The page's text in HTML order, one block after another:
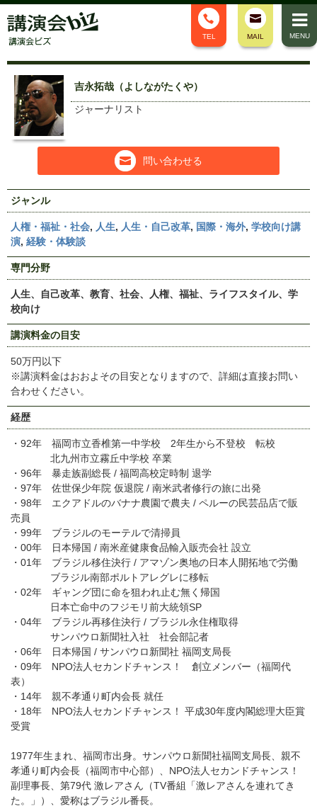
MENU
TEL MAIL
吉永拓哉（よしながたくや）
ジャーナリスト
問い合わせる
ジャンル
人権・福祉・社会, 人生, 人生・自己改革, 国際・海外, 学校向け講
演, 経験・体験談
専門分野
人生、自己改革、教育、社会、人権、福祉、ライフスタイル、学
校向け
講演料金の目安
50万円以下
※講演料金はおおよその目安となりますので、詳細は直接お問い
合わせください。
経歴
・92年 福岡市立香椎第一中学校 2年生から不登校 転校
北九州市立霧丘中学校 卒業
・96年 暴走族副総長 / 福岡高校定時制 退学
・97年 佐世保少年院 仮退院 / 南米武者修行の旅に出発
・98年 エクアドルのバナナ農園で農夫 / ペルーの民芸品店で販
売員
・99年 ブラジルのモーテルで清掃員
・00年 日本帰国 / 南米産健康食品輸入販売会社 設立
・01年 ブラジル移住決行 / アマゾン奥地の日本人開拓地で労働
ブラジル南部ポルトアレグレに移転
・02年 ギャング団に命を狙われ止む無く帰国
日本亡命中のフジモリ前大統領SP
・04年 ブラジル再移住決行 / ブラジル永住権取得
サンパウロ新聞社入社 社会部記者
・06年 日本帰国 / サンパウロ新聞社 福岡支局長
・09年 NPO法人セカンドチャンス！ 創立メンバー（福岡代
表）
・14年 親不孝通り町内会長 就任
・18年 NPO法人セカンドチャンス！ 平成30年度内閣総理大臣賞
受賞
1977年生まれ、福岡市出身。サンパウロ新聞社福岡支局長、親不
孝通り町内会長（福岡市中心部）、NPO法人セカンドチャンス！
副理事長、第79代 激レアさん（TV番組「激レアさんを連れてき
た。」）、愛称はブラジル番長。